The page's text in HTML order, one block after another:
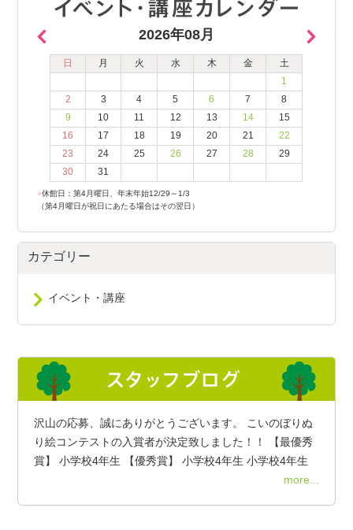
2026年08月
日 月 火 水 木 金
土
1
2
3 4 5 6 7
8
9
10 11 12 13 14
15
16
17 18 19 20 21
22
23
24 25 26 27 28
29
30
31
●休館日：第4月曜日、年末年始12/29～1/3
（第4月曜日が祝日にあたる場合はその翌日）
カテゴリー
イベント・講座
沢山の応募、誠にありがとうございます。 こいのぼりぬ
り絵コンテストの入賞者が決定致しました！！ 【最優秀
賞】 小学校4年生 【優秀賞】 小学校4年生 小学校4年生
more...